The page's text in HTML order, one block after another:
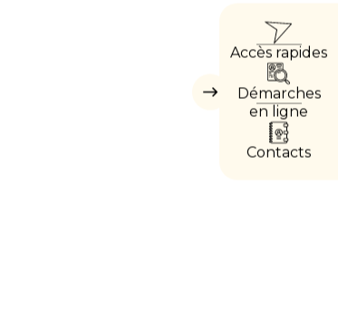
Masquer
Accès rapides
Démarches
en ligne
Contacts